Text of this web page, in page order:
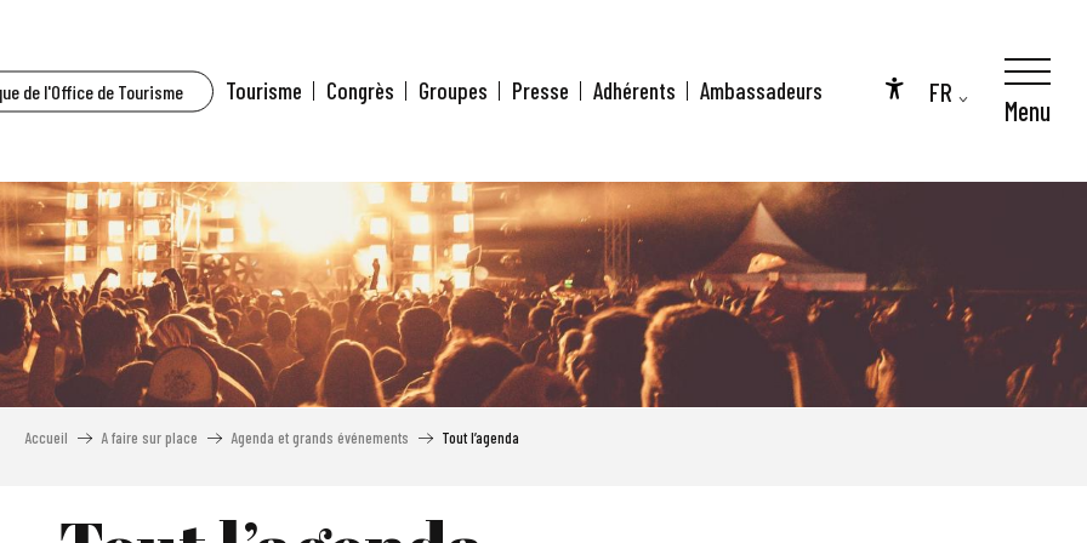
de l'Office de Tourisme
Accessibilité
FR
Tourisme Congrès Groupes Presse Adhérents Ambassadeurs
Menu
Accueil A faire sur place Agenda et grands événements Tout l’agenda